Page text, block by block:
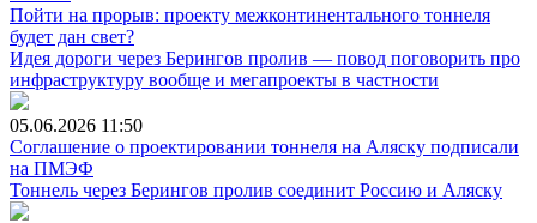
Пойти на прорыв: проекту межконтинентального тоннеля
будет дан свет?
Идея дороги через Берингов пролив — повод поговорить про
инфраструктуру вообще и мегапроекты в частности
05.06.2026 11:50
Соглашение о проектировании тоннеля на Аляску подписали
на ПМЭФ
Тоннель через Берингов пролив соединит Россию и Аляску